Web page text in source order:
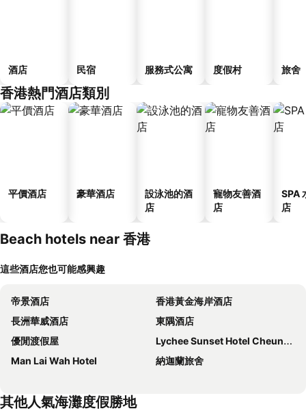
酒店 民宿 服務式公寓 度假村 旅舍
香港熱門酒店類別
平價酒店 豪華酒店
設泳池的酒
店
寵物友善酒
店
SPA
店
Beach hotels near 香港
這些酒店您也可能感興趣
帝景酒店
香港黃金海岸酒店
長洲華威酒店
東隅酒店
優閒渡假屋
Lychee Sunset Hotel Cheung Chau
Man Lai Wah Hotel
納迦蘭旅舍
其他人氣海灘度假勝地